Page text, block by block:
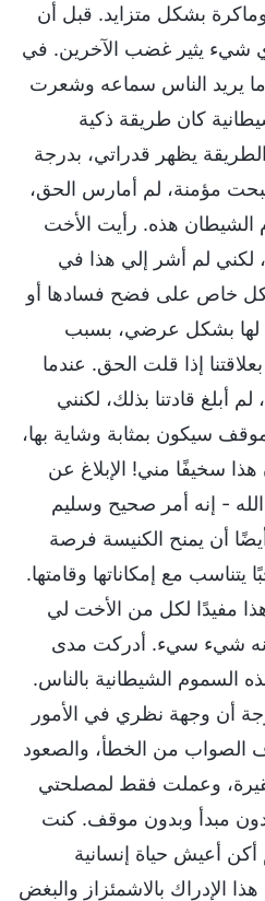
وماكرة بشكل متزايد. قبل أن
أي شيء يثير غضب الآخرين. في
يريد الناس سماعه وشعرت
كان طريقة ذكية
يظهر قدراتي، بدرجة
مؤمنة، لم أمارس الحق،
هذه. رأيت الأخت
لكني لم أشر إلي هذا في
خاص على فضح فسادها أو
لها بشكل عرضي، بسبب
إذا قلت الحق. عندما
أبلغ قادتنا بذلك، لكنني
سيكون بمثابة وشاية بها،
سخيفًا مني! الإبلاغ عن
- إنه أمر صحيح وسليم
أن يمنح الكنيسة فرصة
يتناسب مع إمكاناتها وقامتها.
مفيدًا لكل من الأخت لي
أنه شيء سيء. أدركت مدى
السموم الشيطانية بالناس.
أن وجهة نظري في الأمور
الصواب من الخطأ، والصعود
وعملت فقط لمصلحتي
مبدأ وبدون موقف. كنت
أعيش حياة إنسانية
الإدراك بالاشمئزاز والبغض